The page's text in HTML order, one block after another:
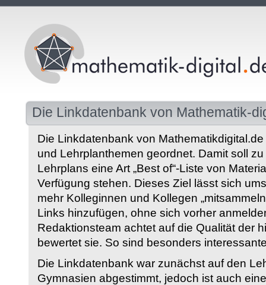
Die Linkdatenbank von Mathematik-
Die Linkdatenbank von
und Lehrplanthemen geordnet. Damit soll
Lehrplans eine Art „Best of“-Liste von
Verfügung stehen. Dieses Ziel lässt sich
mehr Kolleginnen und Kollegen
Links hinzufügen, ohne sich vorher
Redaktionsteam achtet auf die Qualität der
bewertet sie. So sind besonders
Die Linkdatenbank war zunächst auf den
Gymnasien abgestimmt, jedoch ist auch